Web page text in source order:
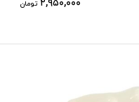
۲,۹۵۰,۰۰۰ تومان